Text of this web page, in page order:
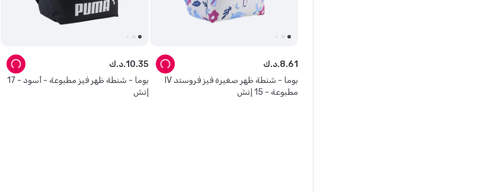
بوما - شنطة ظهر صغيرة فيز فروستد IV
مطبوعة - 15 إنش
د.ك.8.61
بوما - شنطة ظهر فيز مطبوعة - أسود - 17
إنش
د.ك.10.35